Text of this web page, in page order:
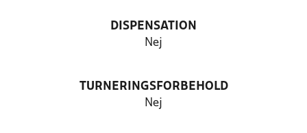
DISPENSATION
Nej
TURNERINGSFORBEHOLD
Nej